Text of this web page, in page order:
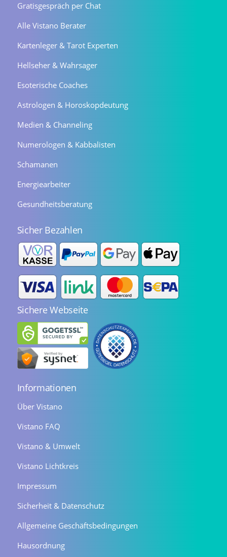
Gratisgespräch per Chat
Alle Vistano Berater
Kartenleger & Tarot Experten
Hellseher & Wahrsager
Esoterische Coaches
Astrologen & Horoskopdeutung
Medien & Channeling
Numerologen & Kabbalisten
Schamanen
Energiearbeiter
Gesundheitsberatung
Sicher Bezahlen
Sichere Webseite
Informationen
Über Vistano
Vistano FAQ
Vistano & Umwelt
Vistano Lichtkreis
Impressum
Sicherheit & Datenschutz
Allgemeine Geschäftsbedingungen
Hausordnung